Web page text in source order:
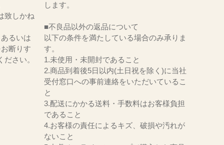
致しかね
るいは
断りす
さい。
します。
■不良品以外の返品について
以下の条件を満たしている場合のみ承りま
す。
1.未使用・未開封であること
2.商品到着後5日以内(土日祝を除く)に当社
受付窓口への事前連絡をいただいているこ
と
3.配送にかかる送料・手数料はお客様負担
であること
4.お客様の責任によるキズ、破損や汚れが
ないこと